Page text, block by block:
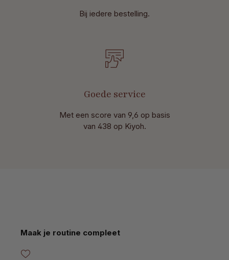
Bij iedere bestelling.
Goede service
Met een score van 9,6 op basis
van 438 op Kiyoh.
Productgalerij overslaan
Maak je routine compleet